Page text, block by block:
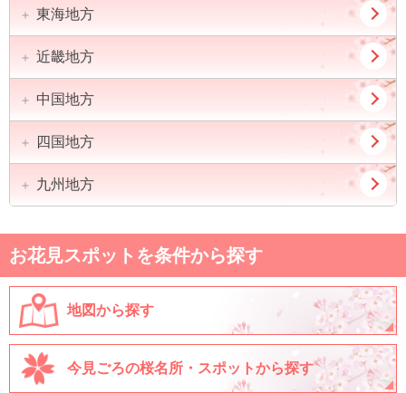
山形県
埼玉県
茨城県
群馬県
長野県
新潟県
石川県
東海地方
愛知県
静岡県
近畿地方
大阪府
京都府
奈良県
中国地方
鳥取県
岡山県
四国地方
徳島県九州地方
長崎県 熊本県
大分県
鹿児島県
お花見スポットを条件から探す
地図から探す
今見ごろの桜名所・スポットから探す